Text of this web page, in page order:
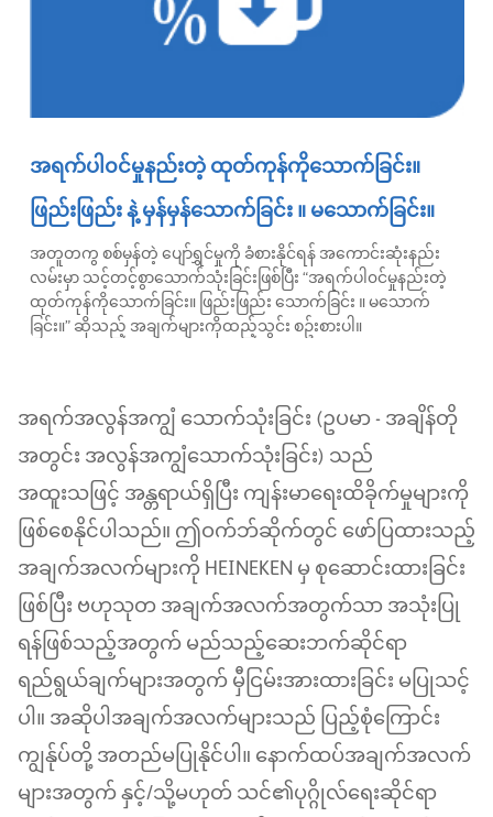
အရက်ပါ၀င်မှုနည်းတဲ့ ထုတ်ကုန်ကိုသောက်ခြင်း။
ဖြည်းဖြည်း နဲ့ မှန်မှန်သောက်ခြင်း ။ မသောက်ခြင်း။
အတူတကွ စစ်မှန်တဲ့ ပျော်ရွှင်မှုကို ခံစားနိုင်ရန် အကောင်းဆုံးနည်း
လမ်းမှာ သင့်တင့်စွာသောက်သုံးခြင်းဖြစ်ပြီး “အရက်ပါ၀င်မှုနည်းတဲ့
ထုတ်ကုန်ကိုသောက်ခြင်း။ ဖြည်းဖြည်း သောက်ခြင်း ။ မသောက်
ခြင်း။” ဆိုသည့် အချက်များကိုထည့်သွင်း စဥ်းစားပါ။
အရက်အလွန်အကျွံ သောက်သုံးခြင်း (ဥပမာ - အချိန်တို
အတွင်း အလွန်အကျွံသောက်သုံးခြင်း) သည်
အထူးသဖြင့် အန္တရာယ်ရှိပြီး ကျန်းမာရေးထိခိုက်မှုများကို
ဖြစ်စေနိုင်ပါသည်။ ဤဝက်ဘ်ဆိုက်တွင် ဖော်ပြထားသည့်
အချက်အလက်များကို HEINEKEN မှ စုဆောင်းထားခြင်း
ဖြစ်ပြီး ဗဟုသုတ အချက်အလက်အတွက်သာ အသုံးပြု
ရန်ဖြစ်သည့်အတွက် မည်သည့်ဆေးဘက်ဆိုင်ရာ
ရည်ရွယ်ချက်များအတွက် မှီငြမ်းအားထားခြင်း မပြုသင့်
ပါ။ အဆိုပါအချက်အလက်များသည် ပြည့်စုံကြောင်း
ကျွန်ုပ်တို့ အတည်မပြုနိုင်ပါ။ နောက်ထပ်အချက်အလက်
များအတွက် နှင့်/သို့မဟုတ် သင်၏ပုဂ္ဂိုလ်ရေးဆိုင်ရာ